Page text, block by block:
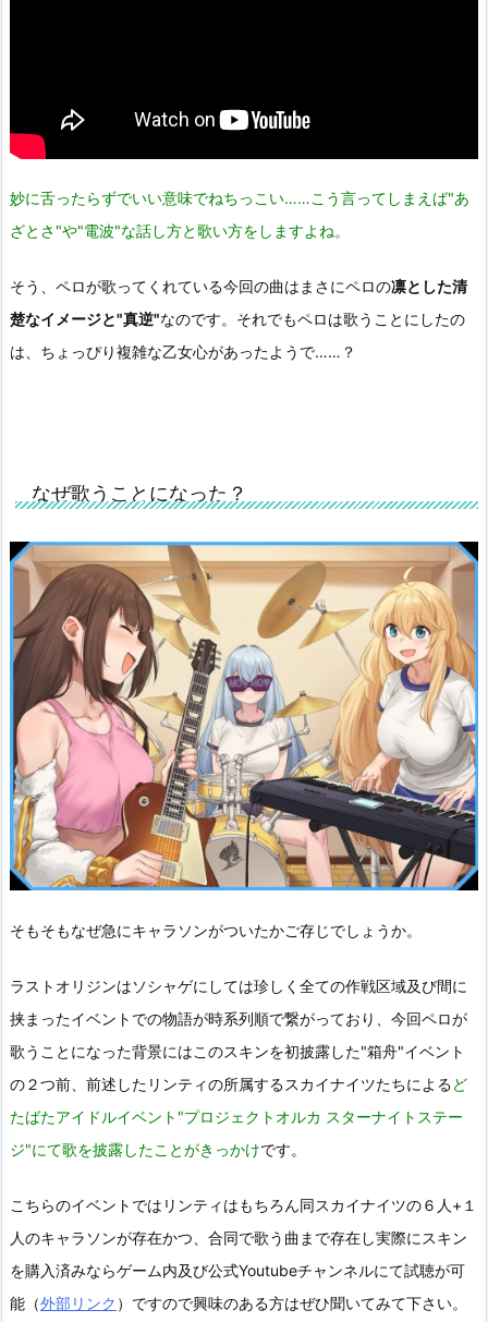
妙に舌ったらずでいい意味でねちっこい……こう言ってしまえば"あ
ざとさ"や"電波"な話し方と歌い方をしますよね。
そう、ペロが歌ってくれている今回の曲はまさにペロの凛とした清
楚なイメージと"真逆"なのです。それでもペロは歌うことにしたの
は、ちょっぴり複雑な乙女心があったようで……？
なぜ歌うことになった？
そもそもなぜ急にキャラソンがついたかご存じでしょうか。
ラストオリジンはソシャゲにしては珍しく全ての作戦区域及び間に
挟まったイベントでの物語が時系列順で繋がっており、今回ペロが
歌うことになった背景にはこのスキンを初披露した"箱舟"イベント
の２つ前、前述したリンティの所属するスカイナイツたちによるど
たばたアイドルイベント"プロジェクトオルカ スターナイトステー
ジ"にて歌を披露したことがきっかけです。
こちらのイベントではリンティはもちろん同スカイナイツの６人+１
人のキャラソンが存在かつ、合同で歌う曲まで存在し実際にスキン
を購入済みならゲーム内及び公式Youtubeチャンネルにて試聴が可
能（外部リンク ）ですので興味のある方はぜひ聞いてみて下さい。